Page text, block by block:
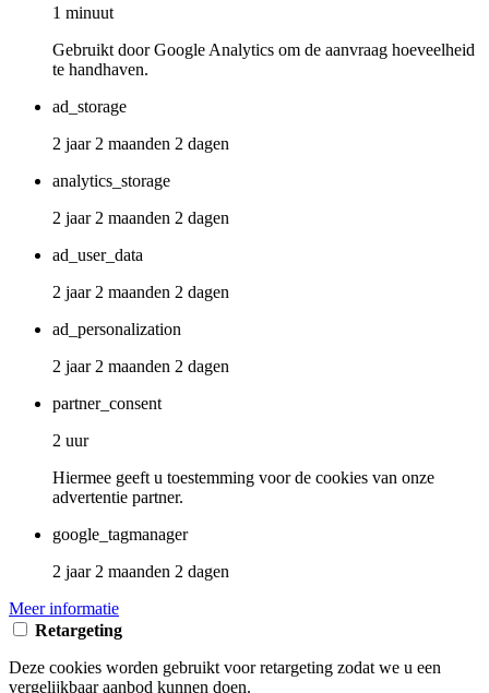
1 minuut
Gebruikt door Google Analytics om de aanvraag hoeveelheid
te handhaven.
ad_storage
2 jaar 2 maanden 2 dagen
analytics_storage
2 jaar 2 maanden 2 dagen
ad_user_data
2 jaar 2 maanden 2 dagen
ad_personalization
2 jaar 2 maanden 2 dagen
partner_consent
2 uur
Hiermee geeft u toestemming voor de cookies van onze
advertentie partner.
google_tagmanager
2 jaar 2 maanden 2 dagen
Meer informatie
Retargeting
Deze cookies worden gebruikt voor retargeting zodat we u een
vergelijkbaar aanbod kunnen doen.